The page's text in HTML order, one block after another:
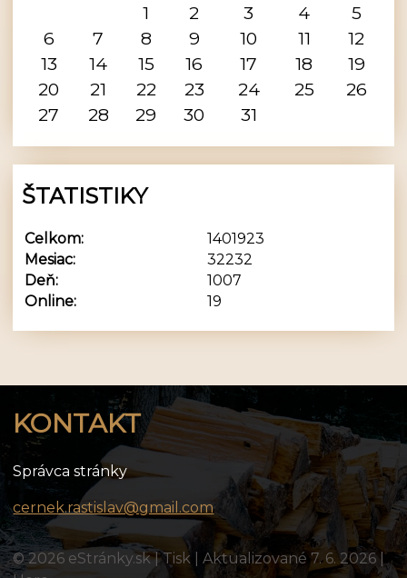
1
2 3 4
5
6
7 8 9 10 11
12
13
14 15 16 17 18
19
20
21 22 23 24 25
26
27
28 29 30 31
ŠTATISTIKY
Online: 19
Celkom:
1401923
Mesiac:
32232
Deň:
1007
KONTAKT
Správca stránky
cernek.rastislav@gmail.com
© 2026 eStránky.sk|Tisk |Aktualizované 7. 6. 2026 |